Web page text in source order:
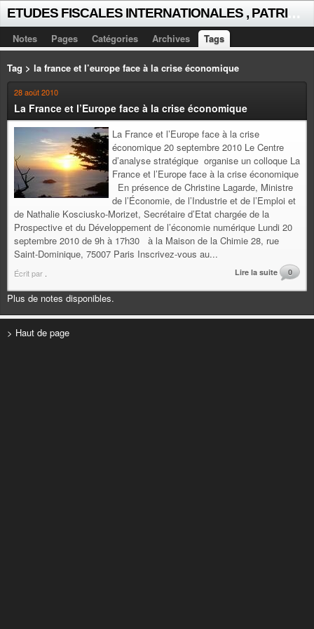
Notes Pages Catégories Archives Tags
Tag > la france et l’europe face à la crise économique
28 août 2010
La France et l’Europe face à la crise économique
La France et l’Europe face à la crise
économique 20 septembre 2010 Le Centre
d’analyse stratégique organise un colloque La
France et l’Europe face à la crise économique
En présence de Christine Lagarde, Ministre
de l’Économie, de l’Industrie et de l’Emploi et
de Nathalie Kosciusko-Morizet, Secrétaire d’Etat chargée de la
Prospective et du Développement de l’économie numérique Lundi 20
septembre 2010 de 9h à 17h30 à la Maison de la Chimie 28, rue
Saint-Dominique, 75007 Paris Inscrivez-vous au...
Écrit par Lire la suite 0
Plus de notes disponibles.
> Haut de page